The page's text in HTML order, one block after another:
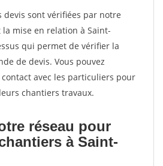
devis sont vérifiées par notre
mise en relation à Saint-
qui permet de vérifier la
de devis. Vous pouvez
avec les particuliers pour
chantiers travaux.
réseau pour
à Saint-